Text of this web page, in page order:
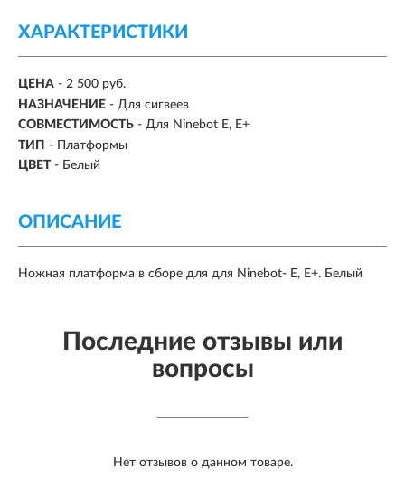
ХАРАКТЕРИСТИКИ
ЦЕНА - 2 500 руб.
НАЗНАЧЕНИЕ - Для сигвеев
СОВМЕСТИМОСТЬ - Для Ninebot E, E+
ТИП - Платформы
ЦВЕТ - Белый
ОПИСАНИЕ
Ножная платформа в сборе для для Ninebot- E, E+. Белый
Последние отзывы или
вопросы
Нет отзывов о данном товаре.